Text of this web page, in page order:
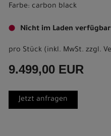
Farbe: carbon black
Nicht im Laden
pro Stück (inkl. MwSt. zzgl.
9.499,00 EUR
Jetzt anfragen